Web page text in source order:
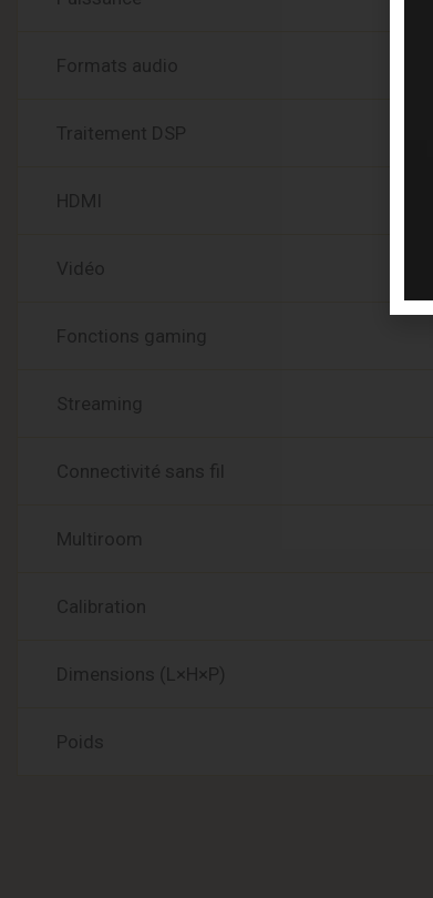
Formats audio
Traitement DSP
HDMI
Vidéo
Fonctions gaming
Streaming
Connectivité sans fil
Multiroom
Calibration
Dimensions (L×H×P)
Poids